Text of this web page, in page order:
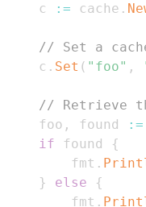
    c
:= cache .
// Set a
    c
. Set ( "foo" ,
// Retrieve
    foo
, found :=
if found
{
        fmt
.
}
else
{
        fmt
.